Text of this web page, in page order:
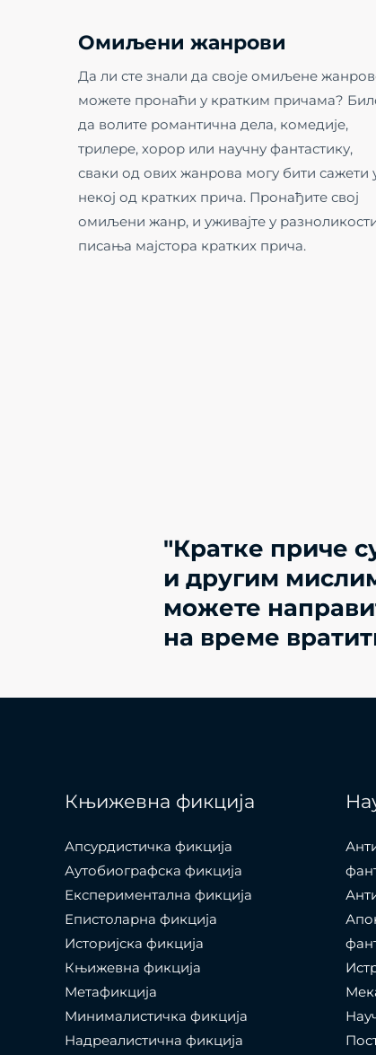
Омиљени жанрови
Да ли сте знали да своје омиљене
можете пронаћи у кратким причама?
да волите романтична дела, комедије,
трилере, хорор или научну фантастику,
сваки од ових жанрова могу бити сажети
некој од кратких прича. Пронађите свој
омиљени жанр, и уживајте у
писања мајстора кратких прича.
"Кратке приче
и другим
можете
на време
Књижевна фикција
Апсурдистичка фикција
Аутобиографска фикција
Експериментална фикција
Епистоларна фикција
Историјска фикција
Књижевна фикција
Метафикција
Минималистичка фикција
Надреалистична фикција